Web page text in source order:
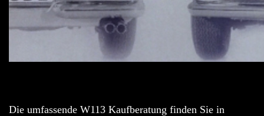
Die umfassende W113 Kaufberatung finden Sie in